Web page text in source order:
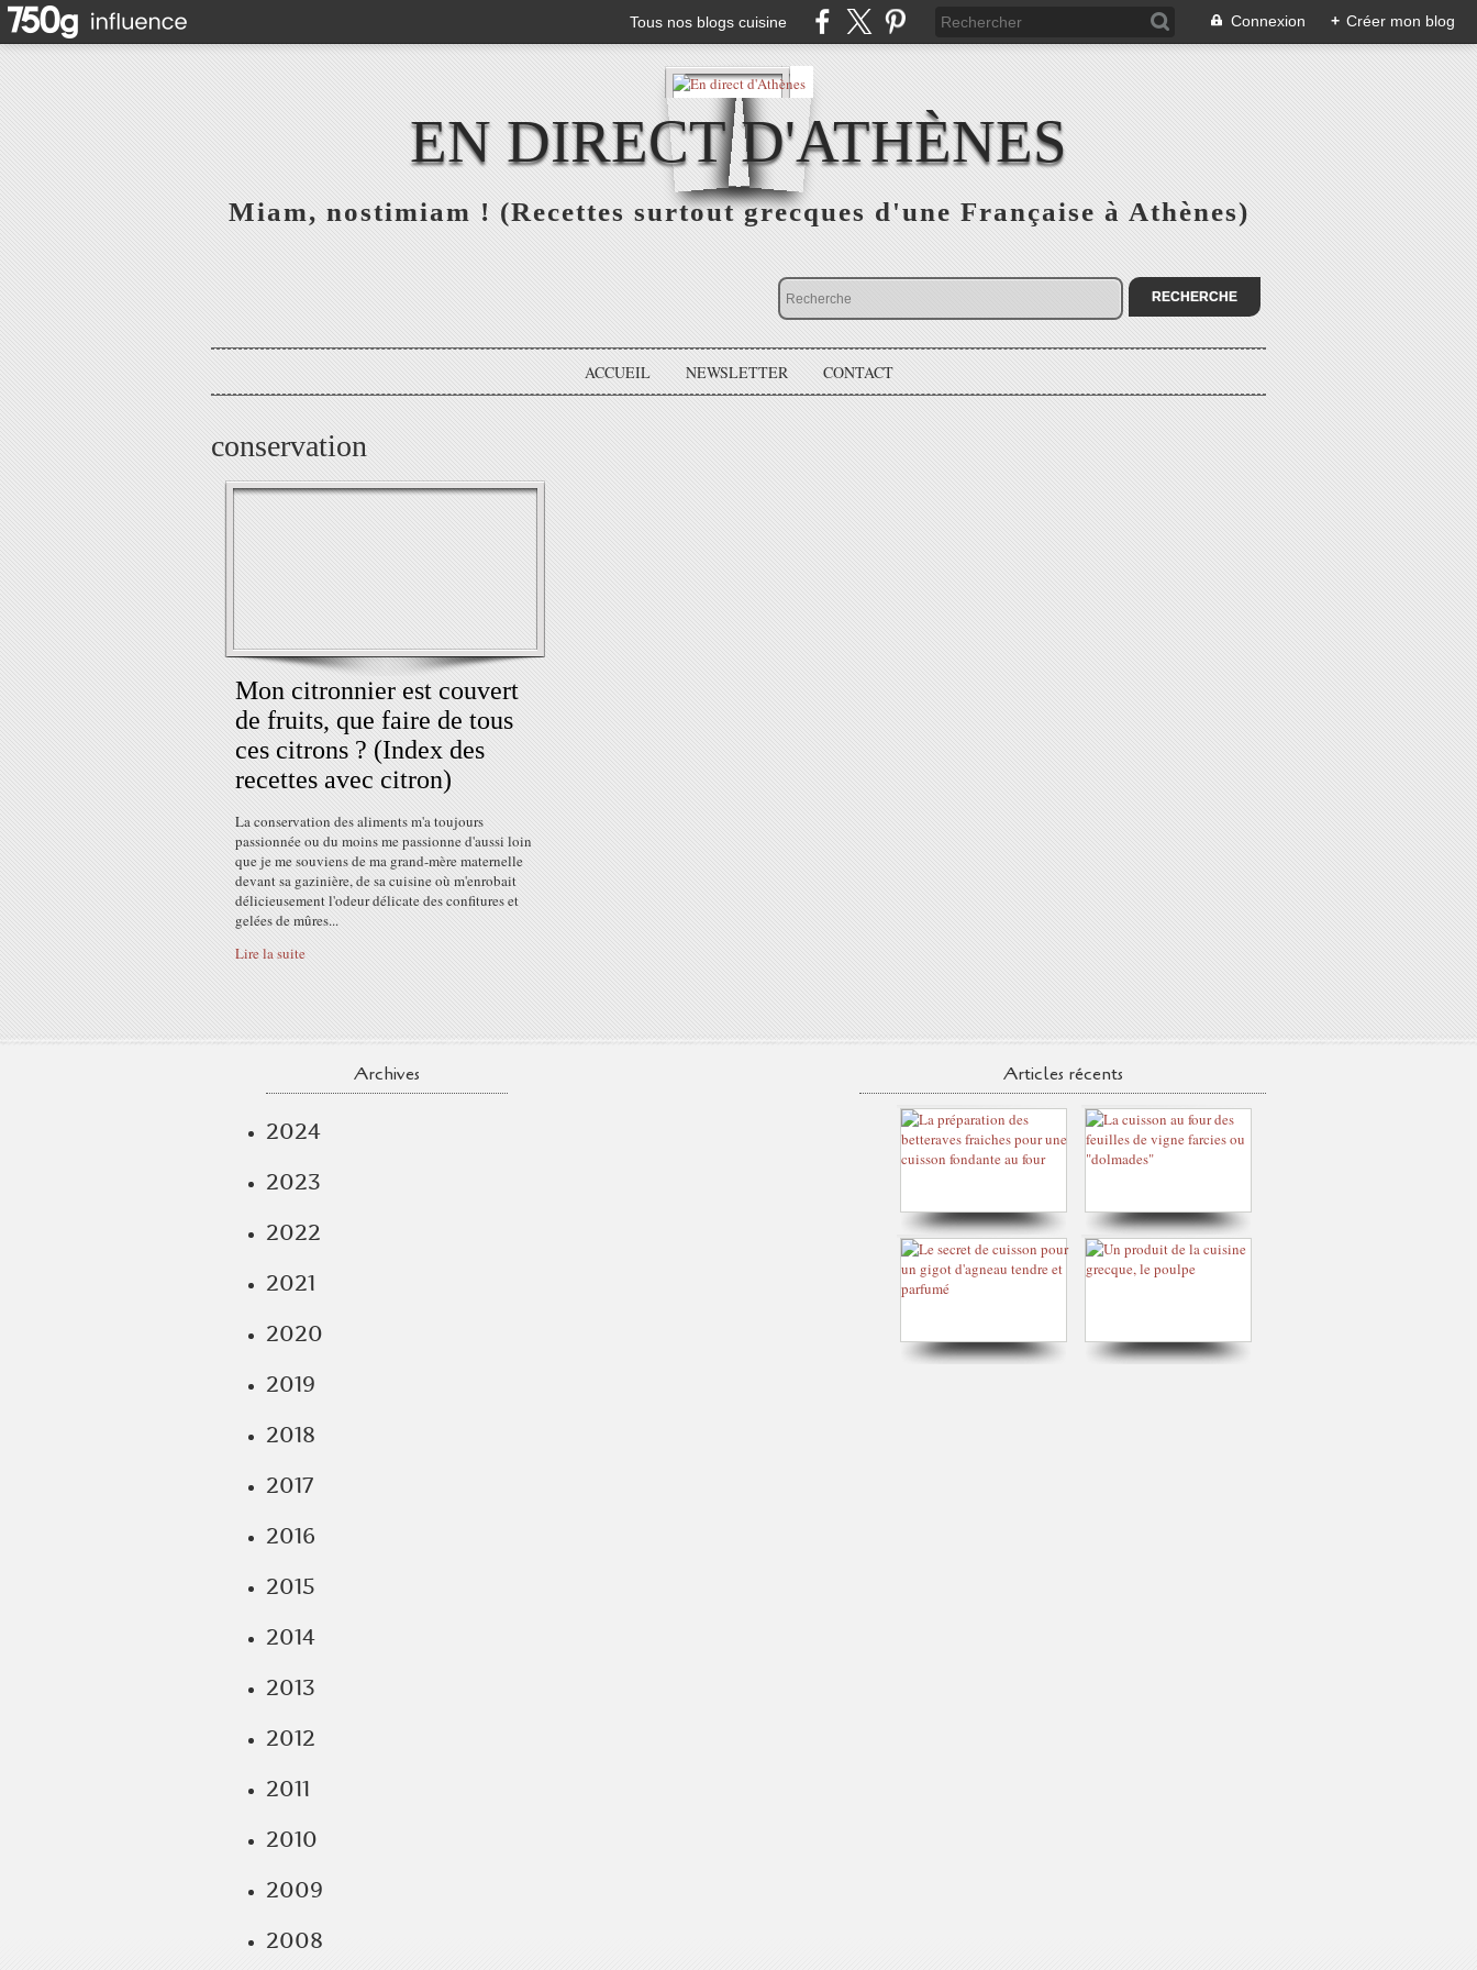
Tous nos blogs cuisine Connexion + Créer mon blog
EN DIRECT D'ATHÈNES
Miam, nostimiam ! (Recettes surtout grecques d'une Française à Athènes)
ACCUEIL NEWSLETTER CONTACT
conservation
Mon citronnier est couvert
de fruits, que faire de tous
ces citrons ? (Index des
recettes avec citron)
La conservation des aliments m'a toujours
passionnée ou du moins me passionne d'aussi loin
que je me souviens de ma grand-mère maternelle
devant sa gazinière, de sa cuisine où m'enrobait
délicieusement l'odeur délicate des confitures et
gelées de mûres...
Lire la suite
Archives
2024
2023
2022
2021
2020
2019
2018
2017
2016
2015
2014
2013
2012
2011
2010
2009
2008
Articles récents